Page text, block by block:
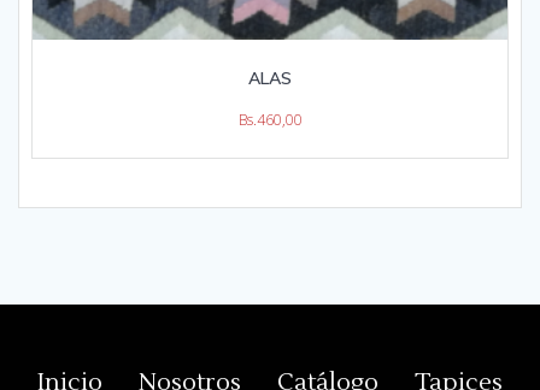
ALAS
Bs.460,00
Inicio Nosotros Catálogo
Tapices